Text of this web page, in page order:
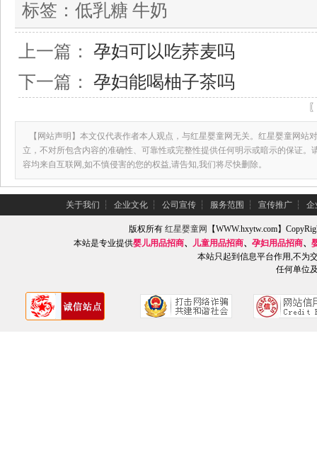
标签： 低乳糖 牛奶
上一篇： 孕妇可以吃荞麦吗
下一篇： 孕妇能喝柚子茶吗
【网站声明】本文仅代表作者本人观点，与红星婴童网无关。红星婴童网站
立，不对所包含内容的准确性、可靠性或完整性提供任何明示或暗示的保证。
容均来自互联网,如不慎侵害的您的权益,请告知,我们将尽快删除。
关于我们 ┆ 企业文化 ┆ 公司宣传 ┆ 服务范围 ┆ 宣传推广 ┆ 企
版权所有红星婴童网
【WWW.hxytw.com】
本站是专业提供婴儿用品招商、 儿童用品招商、 孕妇用品招商、
本站只起到信息平台作用,不为
任何单位